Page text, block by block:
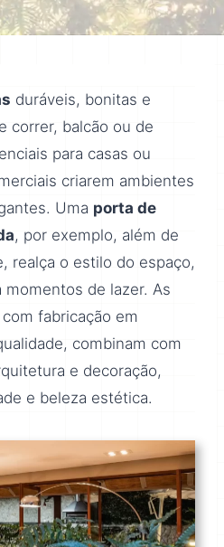
duráveis, bonitas e
correr, balcão ou de
para casas ou
criarem ambientes
Uma porta de
, por exemplo, além de
realça o estilo do espaço,
de lazer. As
fabricação em
combinam com
e decoração,
e beleza estética.